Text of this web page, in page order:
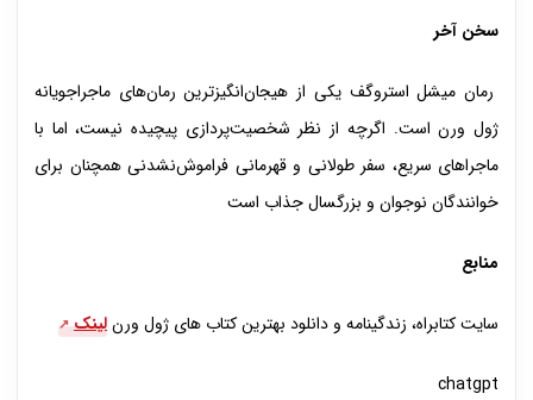
سخن آخر
رمان میشل استروگف یکی از هیجان‌انگیزترین رمان‌های ماجراجویانه
ژول ورن است. اگرچه از نظر شخصیت‌پردازی پیچیده نیست، اما با
ماجراهای سریع، سفر طولانی و قهرمانی فراموش‌نشدنی همچنان برای
خوانندگان نوجوان و بزرگسال جذاب است
منابع
سایت کتابراه، زندگینامه و دانلود بهترین کتاب های ژول ورنلینک
chatgpt